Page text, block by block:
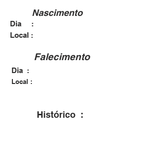
Nascimento
Dia :
Local :
Histórico :
Dia :
Falecimento
Local :